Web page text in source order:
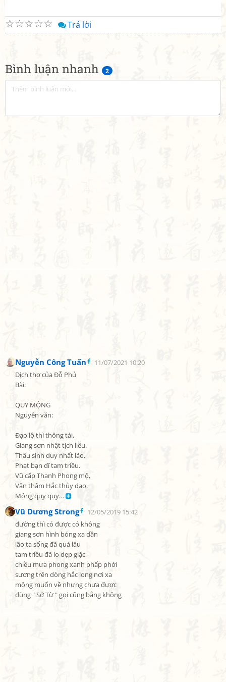
Bình luận nhanh 2
Nguyễn Công Tuấn
11/07/2021 10:20
Dịch thơ của Đỗ Phủ
Bài:
QUY MỘNG
Nguyên văn:
Đạo lộ thì thông tái,
Giang sơn nhật tịch liêu.
Thâu sinh duy nhất lão,
Phạt bạn dĩ tam triều.
Vũ cấp Thanh Phong mộ,
Vân thâm Hắc thủy dao.
Mộng quy quy…
Vũ Dương Strong
12/05/2019 15:42
đường thì có được có không
giang sơn hình bóng xa dần
lão ta sống đã quá lâu
tam triều đã lo dẹp giặc
chiều mưa phong xanh phấp phới
sương trên dòng hắc long nơi xa
mộng muốn về nhưng chưa được
dùng " Sở Từ " gọi cũng bằng không
☆
☆
☆
☆
☆ Trả lời